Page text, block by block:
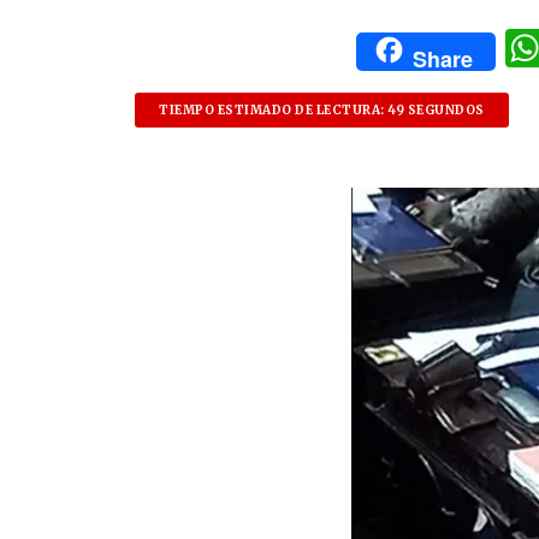
Share
TIEMPO ESTIMADO DE LECTURA: 49 SEGUNDOS